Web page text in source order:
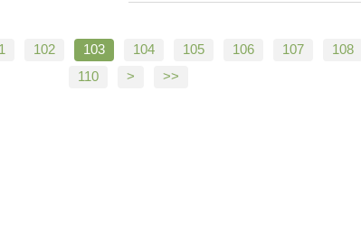
102 103 104 105 106 107 108
110
120
130
140
150
160
170
180
190
200
> >>